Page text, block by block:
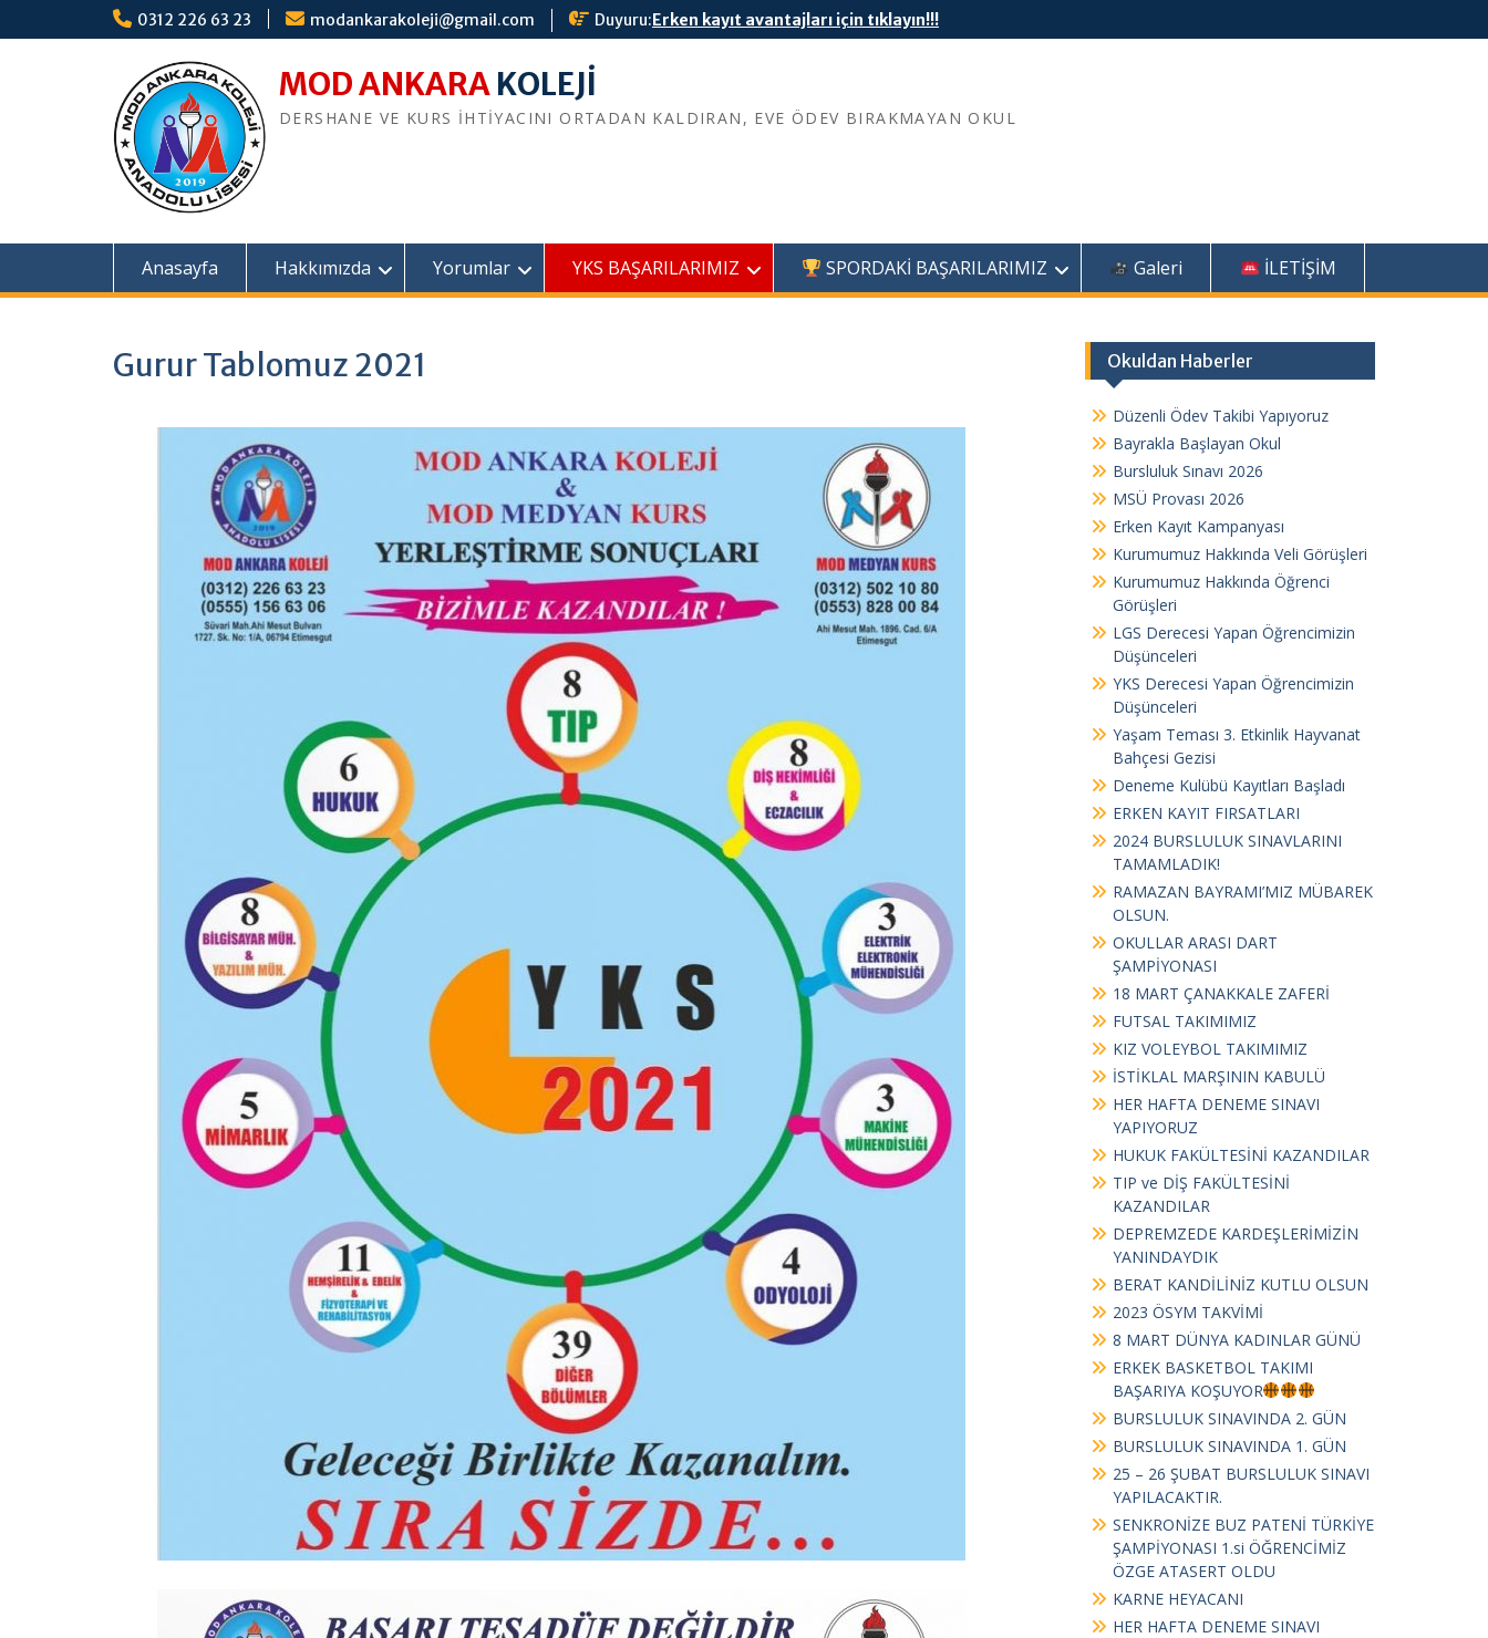
k
e
t
0312 226 63 23 modankarakoleji@gmail.com Duyuru:Erken kayıt avantajları için tıklayın!!!
MOD ANKARA
DERSHANE VE KURS İHTİYACINI ORTADAN KALDIRAN, EVE ÖDEV BIRAKMAYAN OKUL
Anasayfa Hakkımızda Yorumlar YKS BAŞARILARIMIZ SPORDAKİ BAŞARILARIMIZ Galeri İLETİŞİM
Gurur Tablomuz 2021 Okuldan Haberler
Düzenli Ödev Takibi Yapıyoruz
Bayrakla Başlayan Okul
Bursluluk Sınavı 2026
MSÜ Provası 2026
Erken Kayıt Kampanyası
Kurumumuz Hakkında Veli Görüşleri
Kurumumuz Hakkında Öğrenci
Görüşleri
LGS Derecesi Yapan Öğrencimizin
Düşünceleri
YKS Derecesi Yapan Öğrencimizin
Düşünceleri
Yaşam Teması 3. Etkinlik Hayvanat
Bahçesi Gezisi
Deneme Kulübü Kayıtları Başladı
ERKEN KAYIT FIRSATLARI
2024 BURSLULUK SINAVLARINI
TAMAMLADIK!
RAMAZAN BAYRAMI’MIZ MÜBAREK
OLSUN.
OKULLAR ARASI DART
ŞAMPİYONASI
18 MART ÇANAKKALE ZAFERİ
FUTSAL TAKIMIMIZ
KIZ VOLEYBOL TAKIMIMIZ
İSTİKLAL MARŞININ KABULÜ
HER HAFTA DENEME SINAVI
YAPIYORUZ
HUKUK FAKÜLTESİNİ KAZANDILAR
TIP ve DİŞ FAKÜLTESİNİ
KAZANDILAR
DEPREMZEDE KARDEŞLERİMİZİN
YANINDAYDIK
BERAT KANDİLİNİZ KUTLU OLSUN
2023 ÖSYM TAKVİMİ
8 MART DÜNYA KADINLAR GÜNÜ
ERKEK BASKETBOL TAKIMI
BAŞARIYA KOŞUYOR
BURSLULUK SINAVINDA 2. GÜN
BURSLULUK SINAVINDA 1. GÜN
25 – 26 ŞUBAT BURSLULUK SINAVI
YAPILACAKTIR.
SENKRONİZE BUZ PATENİ TÜRKİYE
ŞAMPİYONASI 1.si ÖĞRENCİMİZ
ÖZGE ATASERT OLDU
KARNE HEYACANI
HER HAFTA DENEME SINAVI